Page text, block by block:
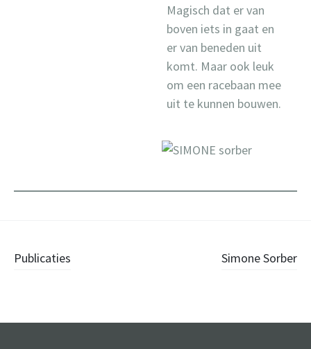
Magisch dat er van
boven iets in gaat en
er van beneden uit
komt. Maar ook leuk
om een racebaan mee
uit te kunnen bouwen.
Post
Publicaties Simone Sorber